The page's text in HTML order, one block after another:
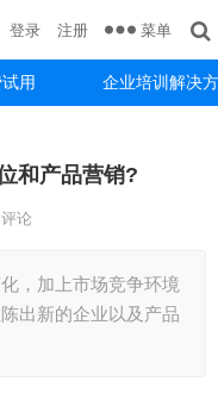
用 企业培训解决
登录 注册 菜单
和产品营销?
评论
，加上市场竞争环境
出新的企业以及产品